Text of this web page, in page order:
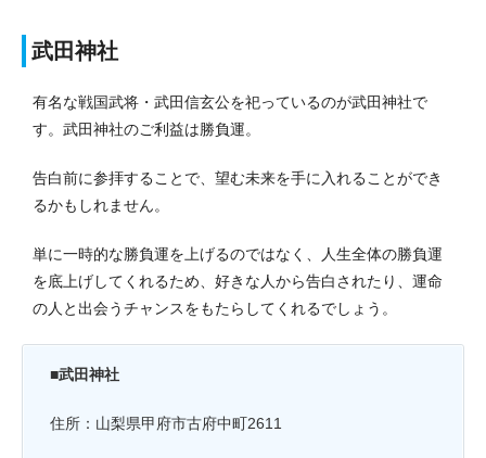
武田神社
有名な戦国武将・武田信玄公を祀っているのが武田神社で
す。武田神社のご利益は勝負運。
告白前に参拝することで、望む未来を手に入れることができ
るかもしれません。
単に一時的な勝負運を上げるのではなく、人生全体の勝負運
を底上げしてくれるため、好きな人から告白されたり、運命
の人と出会うチャンスをもたらしてくれるでしょう。
■武田神社
住所：山梨県甲府市古府中町2611